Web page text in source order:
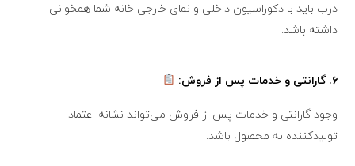
درب باید با دکوراسیون داخلی و نمای خارجی خانه شما همخوانی
داشته باشد.
۶. گارانتی و خدمات پس از فروش:
وجود گارانتی و خدمات پس از فروش می‌تواند نشانه اعتماد
تولیدکننده به محصول باشد.